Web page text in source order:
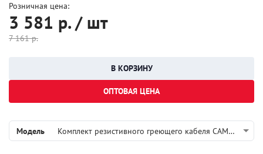
Модель Комплект резистивного греющего кабеля САМРЕГ Обогрев труб (6м)
Розничная цена:
3 581 р. / шт
7 161р.
ОПТОВАЯ ЦЕНА